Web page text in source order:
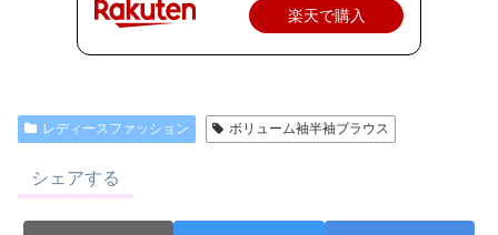
楽天で購入
レディースファッション ボリューム袖半袖ブラウス
シェアする